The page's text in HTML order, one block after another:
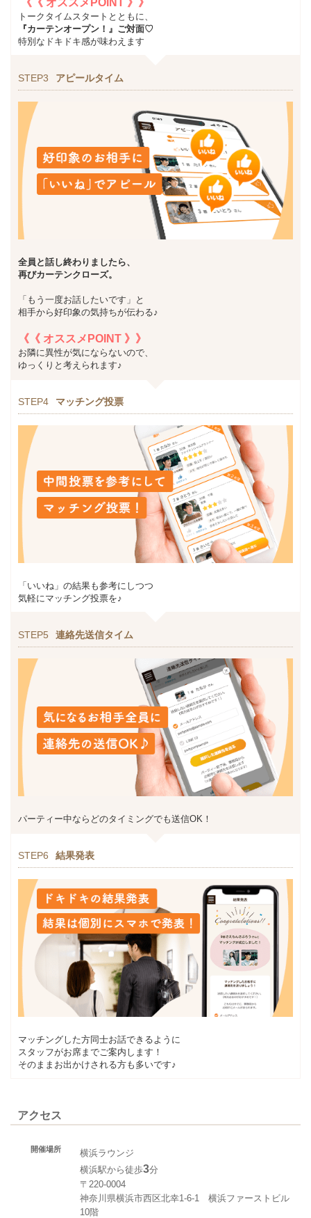
トークタイムスタートとともに、
『カーテンオープン！』ご対面♡
特別なドキドキ感が味わえます
STEP3 アピールタイム
全員と話し終わりましたら、
再びカーテンクローズ。
「もう一度お話したいです」と
相手から好印象の気持ちが伝わる♪
《《 オススメPOINT 》》
お隣に異性が気にならないので、
ゆっくりと考えられます♪
STEP4 マッチング投票
「いいね」の結果も参考にしつつ
気軽にマッチング投票を♪
STEP5 連絡先送信タイム
パーティー中ならどのタイミングでも送信OK！
STEP6 結果発表
マッチングした方同士お話できるように
スタッフがお席までご案内します！
そのままお出かけされる方も多いです♪
アクセス
開催場所
横浜ラウンジ
横浜駅から徒歩3分
〒220-0004
神奈川県横浜市西区北幸1‐6‐1 横浜ファーストビル
10階